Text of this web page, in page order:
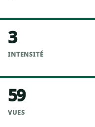
3
INTENSITÉ
59
VUES